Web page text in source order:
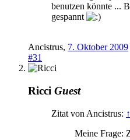
benutzen könnte ...
gespannt
Ancistrus, 7. Oktober 2009
#31
Ricci Guest
Zitat von Ancistrus: ↑
Meine Frage: